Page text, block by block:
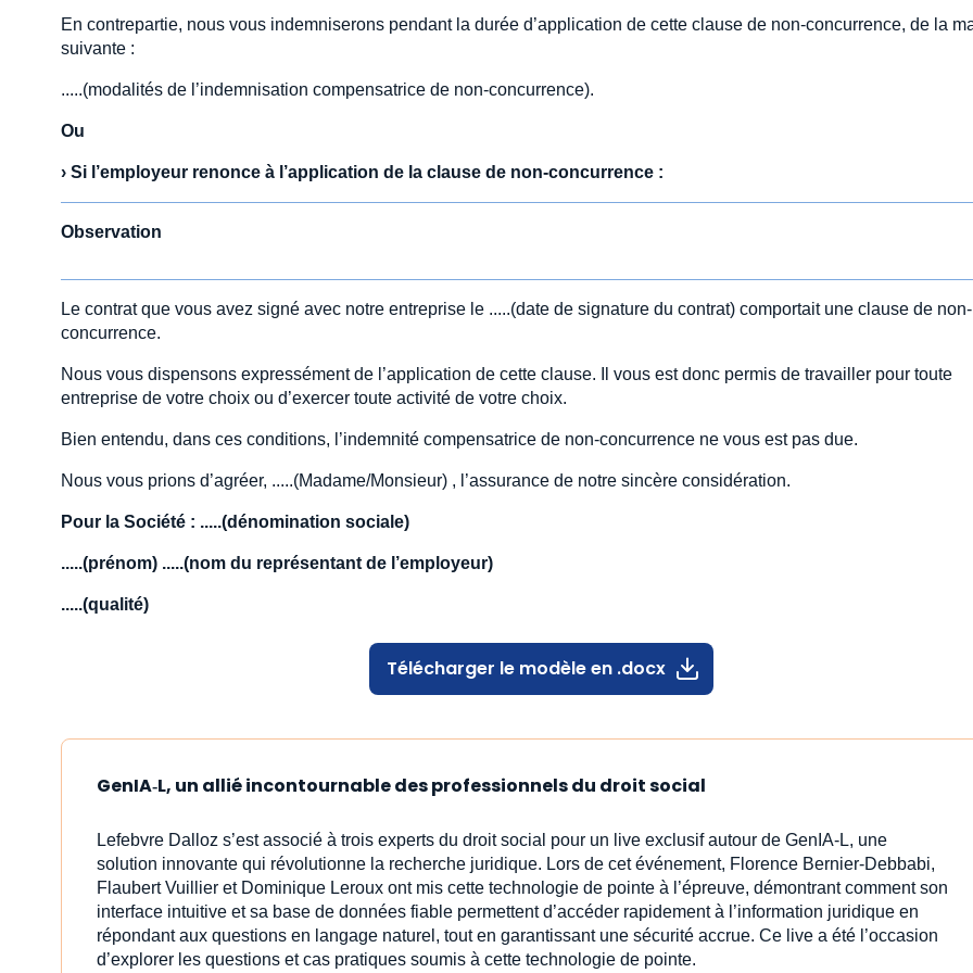
En contrepartie, nous vous indemniserons pendant la durée d’application de cette clause de non-concurrence, de la
suivante :
.....(modalités de l’indemnisation compensatrice de non-concurrence).
Ou
› Si l’employeur renonce à l’application de la clause de non-concurrence :
Observation
Le contrat que vous avez signé avec notre entreprise le .....(date de signature du contrat) comportait une clause de non-
concurrence.
Nous vous dispensons expressément de l’application de cette clause. Il vous est donc permis de travailler pour toute
entreprise de votre choix ou d’exercer toute activité de votre choix.
Bien entendu, dans ces conditions, l’indemnité compensatrice de non-concurrence ne vous est pas due.
Nous vous prions d’agréer, .....(Madame/Monsieur) , l’assurance de notre sincère considération.
Pour la Société : .....(dénomination sociale)
.....(prénom) .....(nom du représentant de l’employeur)
.....(qualité)
Télécharger le modèle en .docx
GenIA‑L, un allié incontournable des professionnels du droit social
Lefebvre Dalloz s’est associé à trois experts du droit social pour un live exclusif autour de GenIA‑L, une
solution innovante qui révolutionne la recherche juridique. Lors de cet événement, Florence Bernier-Debbabi,
Flaubert Vuillier et Dominique Leroux ont mis cette technologie de pointe à l’épreuve, démontrant comment son
interface intuitive et sa base de données fiable permettent d’accéder rapidement à l’information juridique en
répondant aux questions en langage naturel, tout en garantissant une sécurité accrue. Ce live a été l’occasion
d’explorer les questions et cas pratiques soumis à cette technologie de pointe.